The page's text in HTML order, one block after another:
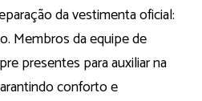
da vestimenta oficial:
Membros da equipe de
presentes para auxiliar na
conforto e